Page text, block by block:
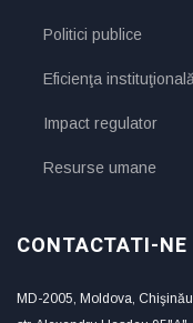
Politici publice
Eficienţa instituţională
Impact regulator
Resurse umane
CONTACTATI-NE
MD-2005, Moldova, Chişinău